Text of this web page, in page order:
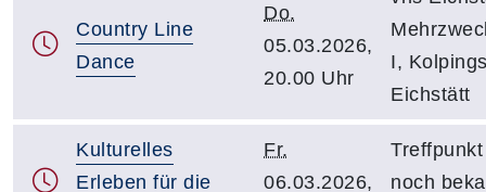
Country Line
Dance
Do.
05.03.2026,
20.00 Uhr
I,
Eichstätt
Kulturelles
Erleben für die
Fr.
06.03.2026,
noch